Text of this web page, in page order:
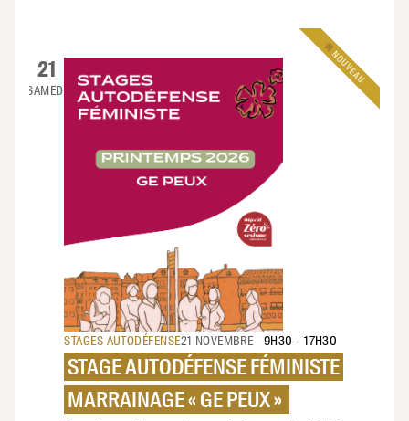
21
SAMEDI
STAGES AUTODÉFENSE21 NOVEMBRE 9H30 -17H30
STAGE AUTODÉFENSE FÉMINISTE
MARRAINAGE « GE PEUX »
NOUVEAU